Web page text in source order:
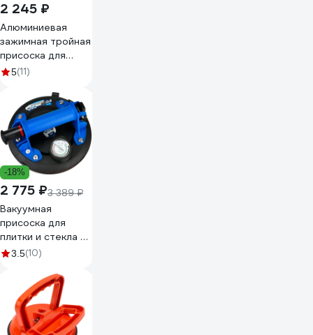
2 245 ₽
Алюминиевая
зажимная тройная
присоска для
плитки и стекла
118 мм 282003
5(11)
-18%
2 775 ₽3 389 ₽
Вакуумная
присоска для
плитки и стекла с
манометром
200мм 0017-02-
3.5(10)